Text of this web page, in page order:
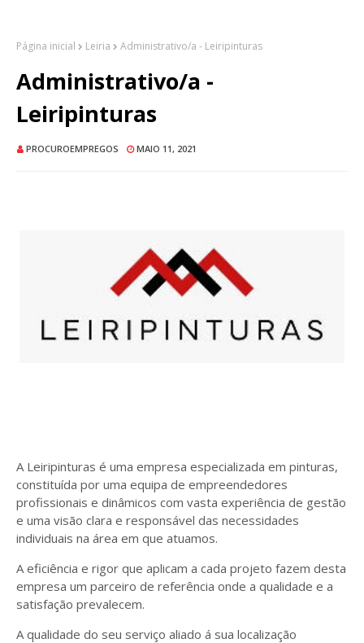
Página inicial Leiria Administrativo/a - Leiripinturas
Administrativo/a -
Leiripinturas
PROCUROEMPREGOS MAIO 11, 2021
A Leiripinturas é uma empresa especializada em pinturas,
constituída por uma equipa de empreendedores
profissionais e dinâmicos com vasta experiência de gestão
e uma visão clara e responsável das necessidades
individuais na área em que atuamos.
A eficiência e rigor que aplicam a cada projeto fazem desta
empresa um parceiro de referência onde a qualidade e a
satisfação prevalecem.
A qualidade do seu serviço aliado á sua localização